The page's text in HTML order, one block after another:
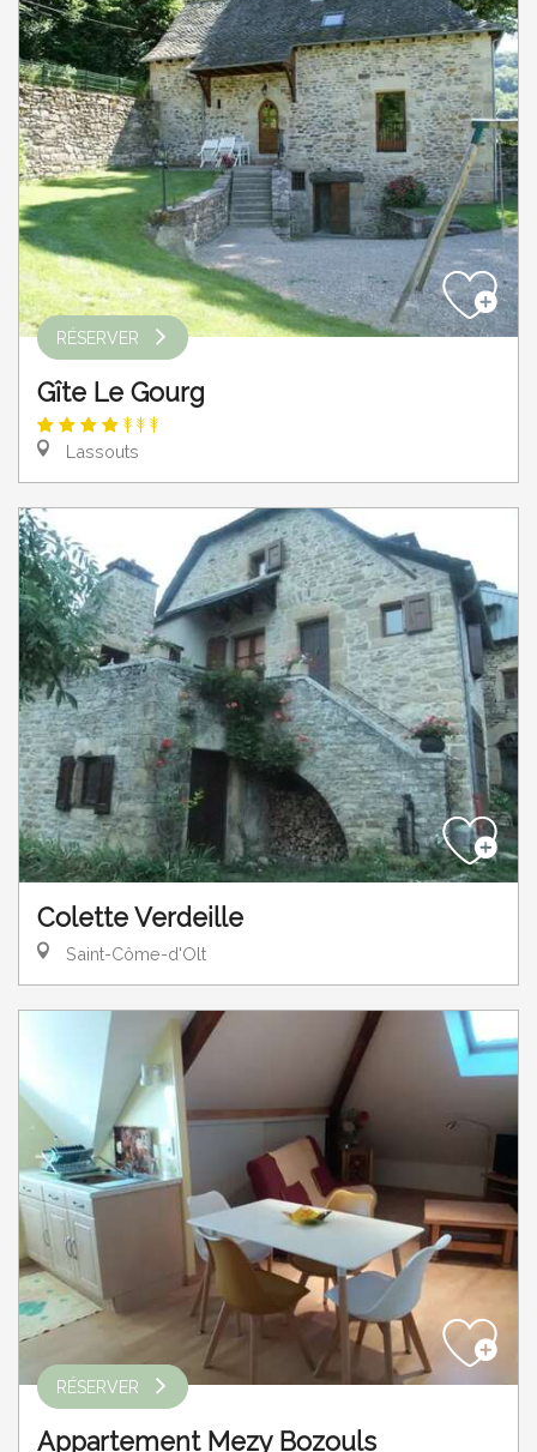
RÉSERVER
Gîte Le Gourg
Lassouts
Colette Verdeille
Saint-Côme-d'Olt
RÉSERVER
Appartement Mezy Bozouls